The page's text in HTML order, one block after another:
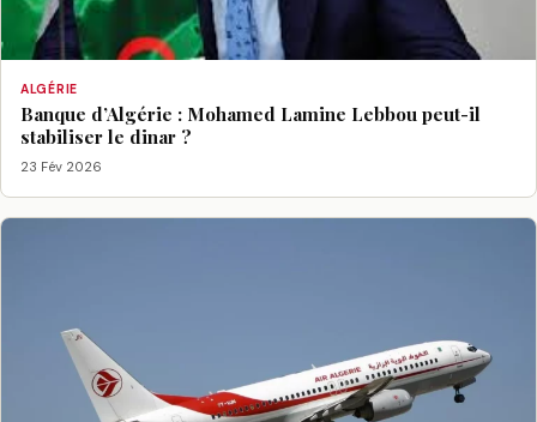
ALGÉRIE
Banque d’Algérie : Mohamed Lamine Lebbou peut-il
stabiliser le dinar ?
23 Fév 2026